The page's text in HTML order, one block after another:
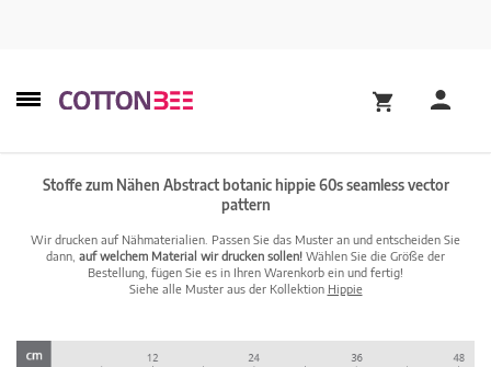
Stoffe zum Nähen Abstract botanic hippie 60s seamless vector
pattern
Wir drucken auf Nähmaterialien. Passen Sie das Muster an und entscheiden Sie
dann, auf welchem Material wir drucken sollen! Wählen Sie die Größe der
Bestellung, fügen Sie es in Ihren Warenkorb ein und fertig!
Siehe alle Muster aus der Kollektion Hippie